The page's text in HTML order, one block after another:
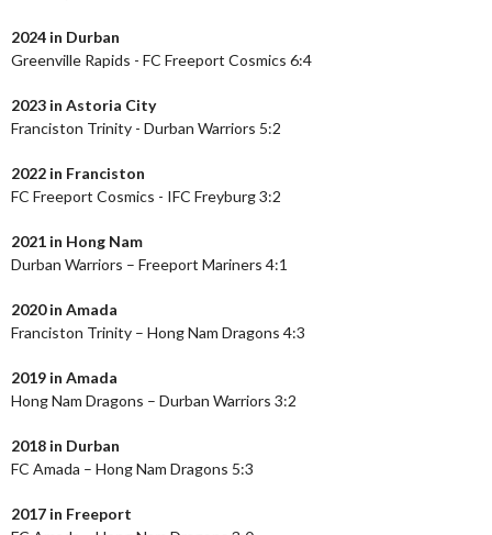
2024 in Durban
Greenville Rapids - FC Freeport Cosmics 6:4
2023 in Astoria City
Franciston Trinity - Durban Warriors 5:2
2022 in Franciston
FC Freeport Cosmics - IFC Freyburg 3:2
2021 in Hong Nam
Durban Warriors – Freeport Mariners 4:1
2020 in Amada
Franciston Trinity – Hong Nam Dragons 4:3
2019 in Amada
Hong Nam Dragons – Durban Warriors 3:2
2018 in Durban
FC Amada – Hong Nam Dragons 5:3
2017 in Freeport